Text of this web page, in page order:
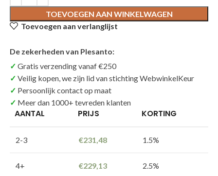
TOEVOEGEN AAN WINKELWAGEN
Toevoegen aan verlanglijst
De zekerheden van Plesanto:
Gratis verzending vanaf €250
Veilig kopen, we zijn lid van stichting WebwinkelKeur
Persoonlijk contact op maat
Meer dan 1000+ tevreden klanten
AANTAL PRIJS KORTING
2-3 €231,48 1.5%
4+ €229,13 2.5%